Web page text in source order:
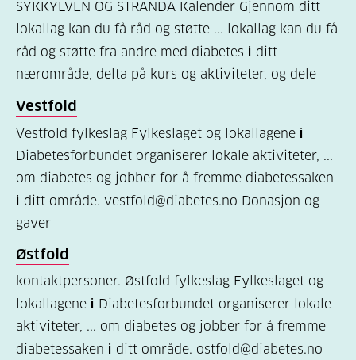
medlem
(1)
SYKKYLVEN OG STRANDA Kalender Gjennom ditt
lokallag kan du få råd og støtte ... lokallag kan du få
råd og støtte fra andre med diabetes i ditt
nærområde, delta på kurs og aktiviteter, og dele
Vestfold
Vestfold fylkeslag Fylkeslaget og lokallagene i
Diabetesforbundet organiserer lokale aktiviteter, ...
om diabetes og jobber for å fremme diabetessaken
i ditt område. vestfold@diabetes.no Donasjon og
gaver
Østfold
kontaktpersoner. Østfold fylkeslag Fylkeslaget og
lokallagene i Diabetesforbundet organiserer lokale
aktiviteter, ... om diabetes og jobber for å fremme
diabetessaken i ditt område. ostfold@diabetes.no